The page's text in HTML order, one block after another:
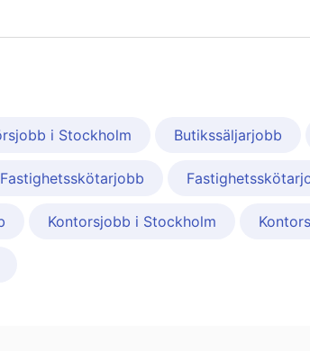
i Stockholm Butikssäljarjobb
Fastighetsskötarjobb
Kontorsjobb i Stockholm